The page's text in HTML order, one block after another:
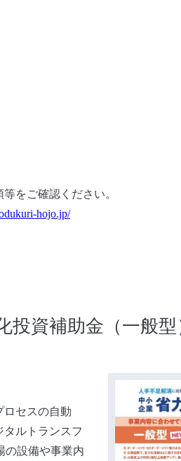
をご確認ください。
hojo.jp/
投資補助金（一般
ロセスの自動
ルトランスフ
の設備や事業内